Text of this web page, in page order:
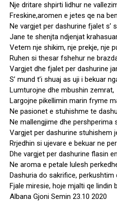
Nje dritare shpirti lidhur ne
Freskine,aromen e jetes qe na
Ne vargjet per dashurine fjalet s’
Jane te shenjta ndjenjat
Vetem nje shikim, nje prekje, nje
Ruhen si thesar fshehur ne
Vargjet dhe fjalet per dashurine
S’ mund t’i shuaj as uji i bekuar
Lumturojne dhe mbushin zemrat,
Largojne pikellimin marin fryme
Ne pasionet e stuhishme te
Ne mallengjime dhe pershperima
Vargjet per dashurine stuhishem
Rrjedhin si ujevare e bekuar ne
Dhe vargjet per dashurine flasin
Ne aroma e petale lulesh
Dashuria do sakrifice, perkushtim
Fjale miresie, hoje mjalti qe lindin
Albana Gjoni Semin 23.10 2020